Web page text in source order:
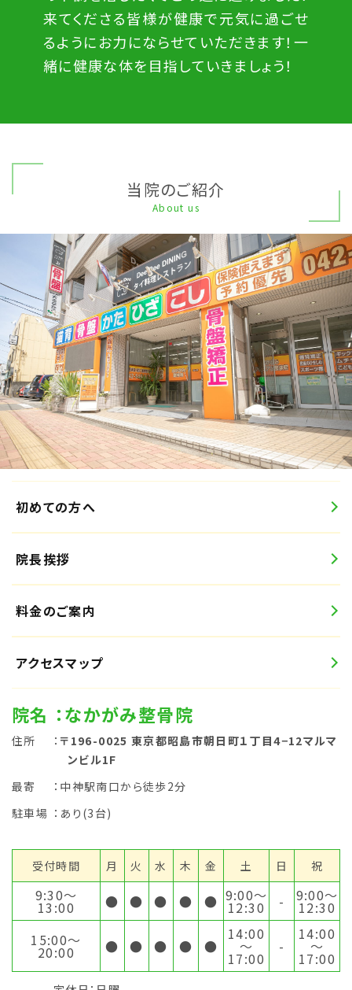
来てくださる皆様が健康で元気に過ごせ
るようにお力にならせていただきます！一
緒に健康な体を目指していきましょう！
当院のご紹介
About us
初めての方へ
院長挨拶
料金のご案内
アクセスマップ
院名 ：なかがみ整骨院
住所 ： 〒196-0025 東京都昭島市朝日町１丁目4−12マルマ
ンビル1F
最寄
：中神駅南口から徒歩2分
駐車場 ：あり(3台)
受付時間 月 火 水 木 金 土 日 祝
9:30〜
13:00 ● ● ● ● ● 9:00〜
12:30 - 9:00〜
12:30
15:00〜
20:00 ● ● ● ● ●
14:00
～
17:00
-
14:00
～
17:00